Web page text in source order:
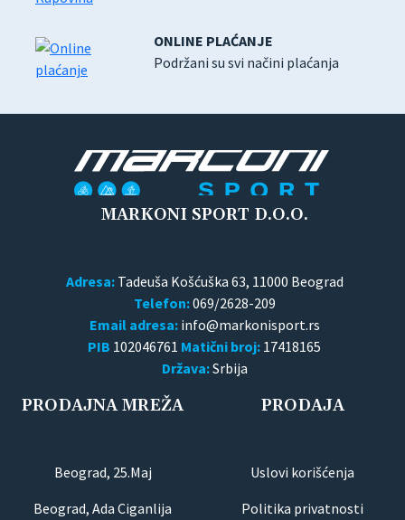
ONLINE PLAĆANJE
Podržani su svi načini plaćanja
MARKONI SPORT D.O.O.
Adresa:Tadeuša Košćuška 63, 11000 Beograd
Telefon:069/2628-209
Email adresa:
PIB 102046761 Matični broj: 17418165
Država:Srbija
PRODAJNA MREŽA
Beograd, 25.Maj
Beograd, Ada Ciganlija
PRODAJA
Uslovi korišćenja
Politika privatnosti